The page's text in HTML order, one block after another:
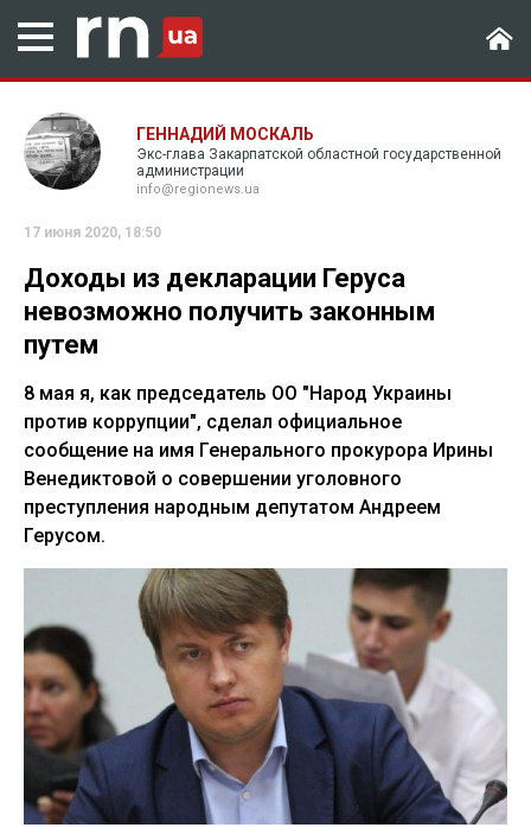
ГЕННАДИЙ МОСКАЛЬ
Экс-глава Закарпатской областной государственной
администрации
info@regionews.ua
17 июня 2020, 18:50
Доходы из декларации Геруса
невозможно получить законным
путем
8 мая я, как председатель ОО "Народ Украины
против коррупции", сделал официальное
сообщение на имя Генерального прокурора Ирины
Венедиктовой о совершении уголовного
преступления народным депутатом Андреем
Герусом.